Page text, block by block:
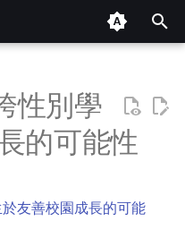
性別學
的可能性
友善校園成長的可能